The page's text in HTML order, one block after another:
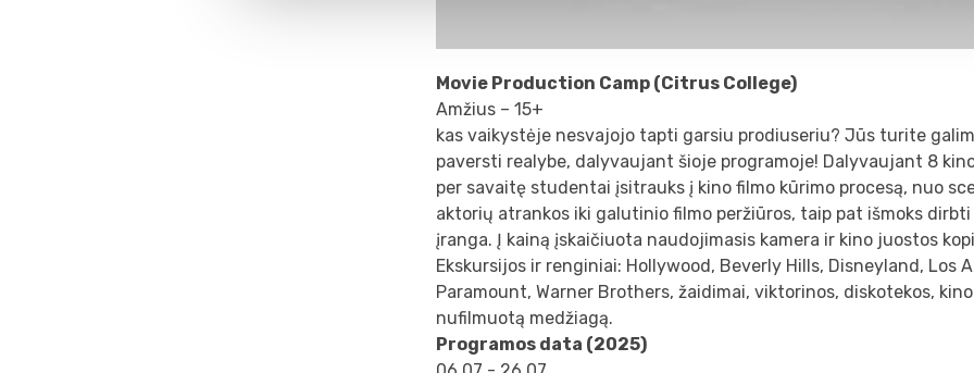
Movie Production Camp (Citrus College)
Amžius – 15+
kas vaikystėje nesvajojo tapti garsiu prodiuseriu? Jūs turite
paversti realybe, dalyvaujant šioje programoje! Dalyvaujant 8
per savaitę studentai įsitrauks į kino filmo kūrimo procesą, nuo
aktorių atrankos iki galutinio filmo peržiūros, taip pat išmoks
įranga. Į kainą įskaičiuota naudojimasis kamera ir kino juostos
Ekskursijos ir renginiai: Hollywood, Beverly Hills, Disneyland, Los
Paramount, Warner Brothers, žaidimai, viktorinos, diskotekos,
nufilmuotą medžiagą.
Programos data (2025)